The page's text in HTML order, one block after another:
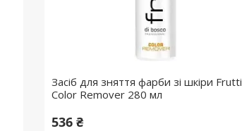
Засіб для зняття фарби зі шкіри Frutti
Color Remover 280 мл
536 ₴